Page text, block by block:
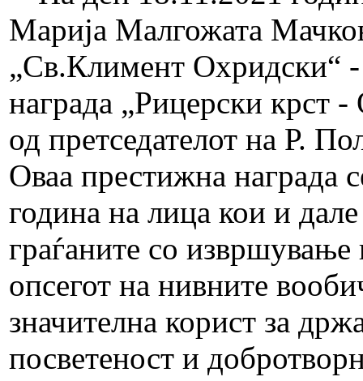
Марија Малгожата
„Св.Климент Охридски“ -
награда „Рицерски крст -
од претседателот на Р.
Оваа престижна награда
година на лица кои и
граѓаните со
опсегот на нивните
значителна корист за
посветеност и